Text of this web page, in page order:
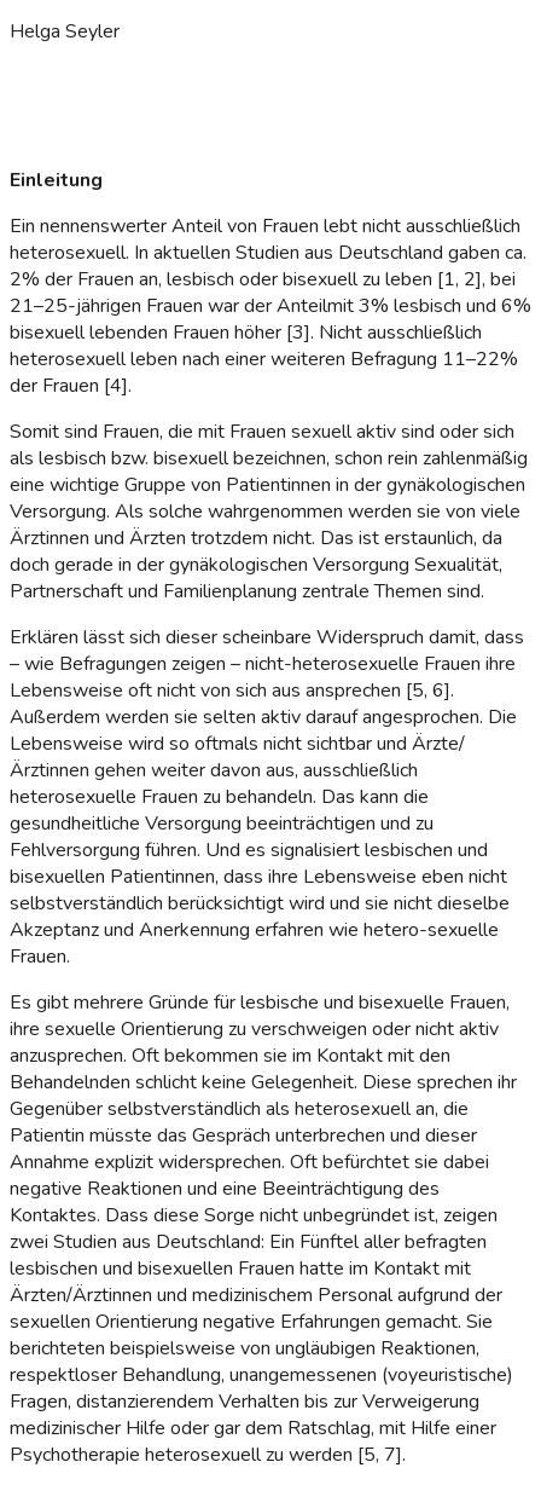
Helga Seyler
Einleitung
Ein nennenswerter Anteil von Frauen lebt nicht ausschließlich
heterosexuell. In aktuellen Studien aus Deutschland gaben ca.
2% der Frauen an, lesbisch oder bisexuell zu leben [1, 2], bei
21–25-jährigen Frauen war der Anteilmit 3% lesbisch und 6%
bisexuell lebenden Frauen höher [3]. Nicht ausschließlich
heterosexuell leben nach einer weiteren Befragung 11–22%
der Frauen [4].
Somit sind Frauen, die mit Frauen sexuell aktiv sind oder sich
als lesbisch bzw. bisexuell bezeichnen, schon rein zahlenmäßig
eine wichtige Gruppe von Patientinnen in der gynäkologischen
Versorgung. Als solche wahrgenommen werden sie von viele
Ärztinnen und Ärzten trotzdem nicht. Das ist erstaunlich, da
doch gerade in der gynäkologischen Versorgung Sexualität,
Partnerschaft und Familienplanung zentrale Themen sind.
Erklären lässt sich dieser scheinbare Widerspruch damit, dass
– wie Befragungen zeigen – nicht-heterosexuelle Frauen ihre
Lebensweise oft nicht von sich aus ansprechen [5, 6].
Außerdem werden sie selten aktiv darauf angesprochen. Die
Lebensweise wird so oftmals nicht sichtbar und Ärzte/
Ärztinnen gehen weiter davon aus, ausschließlich
heterosexuelle Frauen zu behandeln. Das kann die
gesundheitliche Versorgung beeinträchtigen und zu
Fehlversorgung führen. Und es signalisiert lesbischen und
bisexuellen Patientinnen, dass ihre Lebensweise eben nicht
selbstverständlich berücksichtigt wird und sie nicht dieselbe
Akzeptanz und Anerkennung erfahren wie hetero-sexuelle
Frauen.
Es gibt mehrere Gründe für lesbische und bisexuelle Frauen,
ihre sexuelle Orientierung zu verschweigen oder nicht aktiv
anzusprechen. Oft bekommen sie im Kontakt mit den
Behandelnden schlicht keine Gelegenheit. Diese sprechen ihr
Gegenüber selbstverständlich als heterosexuell an, die
Patientin müsste das Gespräch unterbrechen und dieser
Annahme explizit widersprechen. Oft befürchtet sie dabei
negative Reaktionen und eine Beeinträchtigung des
Kontaktes. Dass diese Sorge nicht unbegründet ist, zeigen
zwei Studien aus Deutschland: Ein Fünftel aller befragten
lesbischen und bisexuellen Frauen hatte im Kontakt mit
Ärzten/Ärztinnen und medizinischem Personal aufgrund der
sexuellen Orientierung negative Erfahrungen gemacht. Sie
berichteten beispielsweise von ungläubigen Reaktionen,
respektloser Behandlung, unangemessenen (voyeuristische)
Fragen, distanzierendem Verhalten bis zur Verweigerung
medizinischer Hilfe oder gar dem Ratschlag, mit Hilfe einer
Psychotherapie heterosexuell zu werden [5, 7].